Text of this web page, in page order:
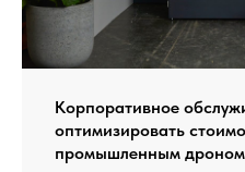
Корпоративное
оптимизировать
промышленным дроном